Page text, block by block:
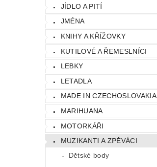
JÍDLO A PITÍ
JMÉNA
KNIHY A KŘÍŽOVKY
KUTILOVÉ A ŘEMESLNÍCI
LEBKY
LETADLA
MADE IN CZECHOSLOVAKIA
MARIHUANA
MOTORKÁŘI
MUZIKANTI A ZPĚVÁCI
Dětské body